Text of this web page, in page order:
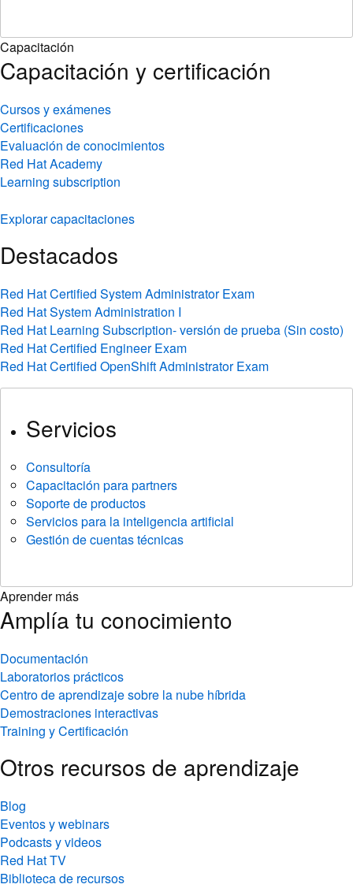
Capacitación
Capacitación y certificación
Cursos y exámenes
Certificaciones
Evaluación de conocimientos
Red Hat Academy
Learning subscription
Explorar capacitaciones
Destacados
Red Hat Certified System Administrator Exam
Red Hat System Administration I
Red Hat Learning Subscription- versión de prueba (Sin costo)
Red Hat Certified Engineer Exam
Red Hat Certified OpenShift Administrator Exam
Servicios
Consultoría
Capacitación para partners
Soporte de productos
Servicios para la inteligencia artificial
Gestión de cuentas técnicas
Aprender más
Amplía tu conocimiento
Documentación
Laboratorios prácticos
Centro de aprendizaje sobre la nube híbrida
Demostraciones interactivas
Training y Certificación
Otros recursos de aprendizaje
Blog
Eventos y webinars
Podcasts y videos
Red Hat TV
Biblioteca de recursos